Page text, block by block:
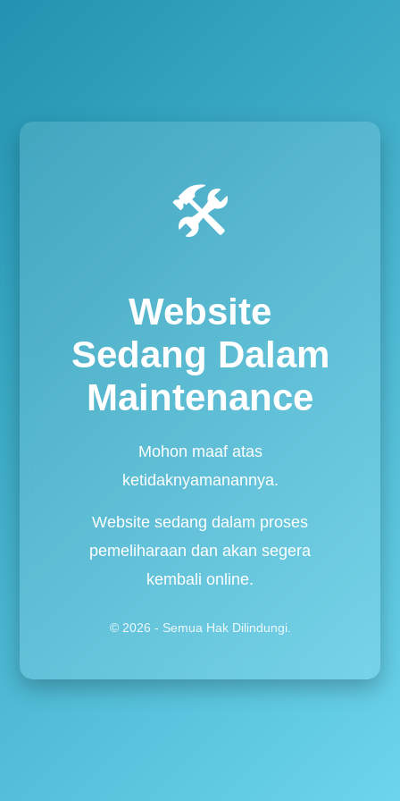
🛠️
Website
Sedang Dalam
Maintenance
Mohon maaf atas
ketidaknyamanannya.
Website sedang dalam proses
pemeliharaan dan akan segera
kembali online.
© 2026 - Semua Hak Dilindungi.